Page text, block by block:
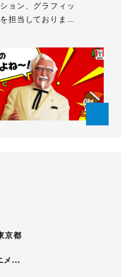
ョン、グラフィッ
担当しておりま
レームバイフレ
ションにも対応可
美術学部グラフ
。 デザイン会社
仏。 École
京都
メ...